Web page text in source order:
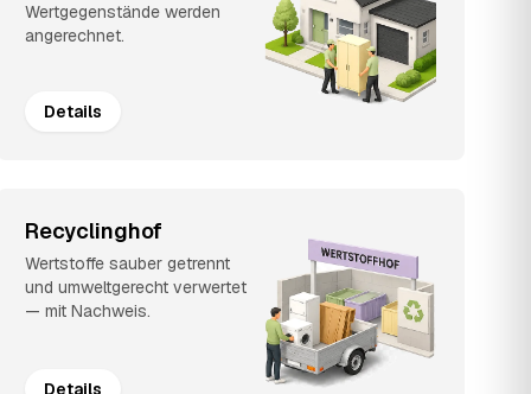
Wertgegenstände werden
angerechnet.
Details
Recyclinghof
Wertstoffe sauber getrennt
und umweltgerecht verwertet
— mit Nachweis.
Details